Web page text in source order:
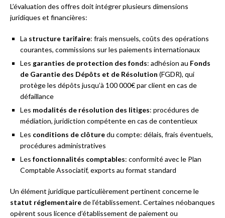
L’évaluation des offres doit intégrer plusieurs dimensions
juridiques et financières:
La structure tarifaire: frais mensuels, coûts des opérations
courantes, commissions sur les paiements internationaux
Les garanties de protection des fonds: adhésion au Fonds
de Garantie des Dépôts et de Résolution (FGDR), qui
protège les dépôts jusqu’à 100 000€ par client en cas de
défaillance
Les modalités de résolution des litiges: procédures de
médiation, juridiction compétente en cas de contentieux
Les conditions de clôturedu compte: délais, frais éventuels,
procédures administratives
Les fonctionnalités comptables: conformité avec le Plan
Comptable Associatif, exports au format standard
Un élément juridique particulièrement pertinent concerne le
statut réglementairede l’établissement. Certaines néobanques
opèrent sous licence d’établissement de paiement ou